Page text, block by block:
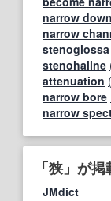
narrow down
narrow
stenoglossa
stenohaline
attenuation
narrow bore
narrow
「狭」が
JMdict